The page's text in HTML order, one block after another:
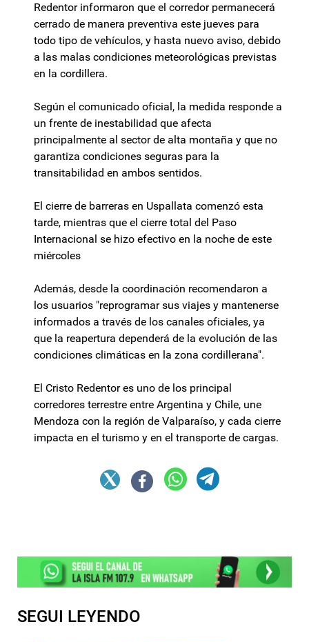
Redentor informaron que el corredor permanecerá
cerrado de manera preventiva este jueves para
todo tipo de vehículos, y hasta nuevo aviso, debido
a las malas condiciones meteorológicas previstas
en la cordillera.
Según el comunicado oficial, la medida responde a
un frente de inestabilidad que afecta
principalmente al sector de alta montaña y que no
garantiza condiciones seguras para la
transitabilidad en ambos sentidos.
El cierre de barreras en Uspallata comenzó esta
tarde, mientras que el cierre total del Paso
Internacional se hizo efectivo en la noche de este
miércoles
Además, desde la coordinación recomendaron a
los usuarios "reprogramar sus viajes y mantenerse
informados a través de los canales oficiales, ya
que la reapertura dependerá de la evolución de las
condiciones climáticas en la zona cordillerana".
El Cristo Redentor es uno de los principal
corredores terrestre entre Argentina y Chile, une
Mendoza con la región de Valparaíso, y cada cierre
impacta en el turismo y en el transporte de cargas.
SEGUI LEYENDO